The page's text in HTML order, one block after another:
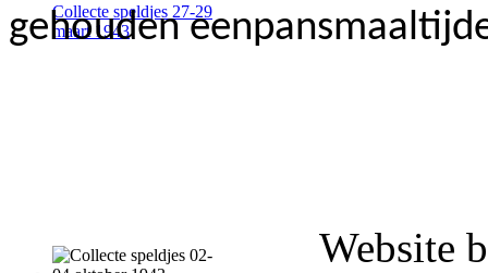
Collecte speldjes 27-29
maart 1943
gehouden
Website